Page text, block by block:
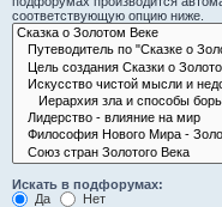
соответствующую опцию ниже.
Искать в подфорумах:
Да
Нет